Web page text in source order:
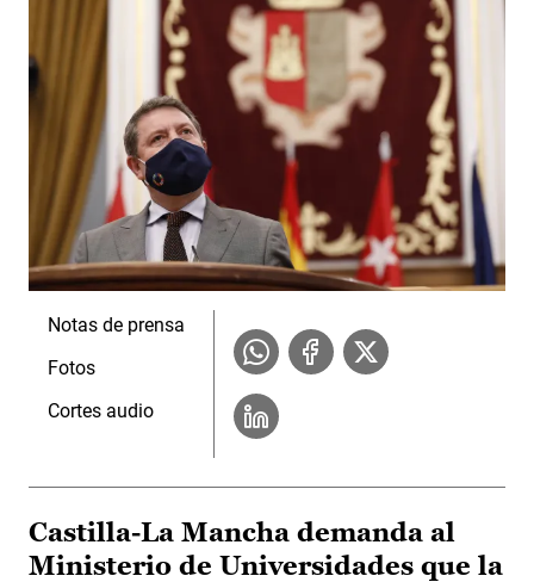
Notas de prensa
Fotos
Cortes audio
Castilla-La Mancha demanda al
Ministerio de Universidades que la